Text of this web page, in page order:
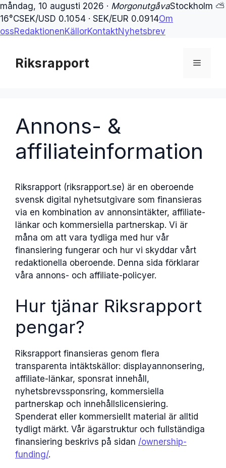
måndag, 10 augusti 2026 · MorgonutgåvaStockholm ⛅
16°CSEK/USD 0.1054 · SEK/EUR 0.0914Om
ossRedaktionenKällorKontaktNyhetsbrev
innehållRiksrapport Meny
Annons- &
affiliateinformation
Riksrapport (riksrapport.se) är en oberoende
svensk digital nyhetsutgivare som finansieras
via en kombination av annonsintäkter, affiliate-
länkar och kommersiella partnerskap. Vi är
måna om att vara tydliga med hur vår
finansiering fungerar och hur vi skyddar vårt
redaktionella oberoende. Denna sida förklarar
våra annons- och affiliate-policyer.
Hur tjänar Riksrapport
pengar?
Riksrapport finansieras genom flera
transparenta intäktskällor: displayannonsering,
affiliate-länkar, sponsrat innehåll,
nyhetsbrevssponsring, kommersiella
partnerskap och innehållslicensiering.
Spenderat eller kommersiellt material är alltid
tydligt märkt. Vår ägarstruktur och fullständiga
finansiering beskrivs på sidan /ownership-
funding/.